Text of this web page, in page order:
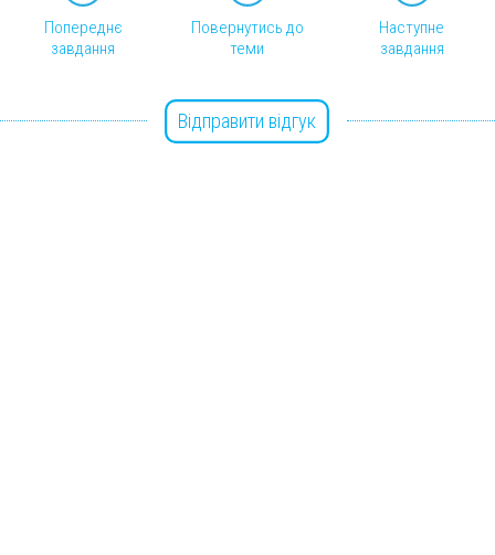
Попереднє
завдання
Повернутись до
теми
Наступне
завдання
Відправити відгук